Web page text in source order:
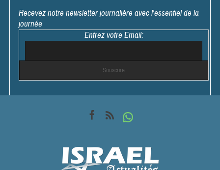
Recevez notre newsletter journalière avec l'essentiel de la
journée
Entrez votre Email: